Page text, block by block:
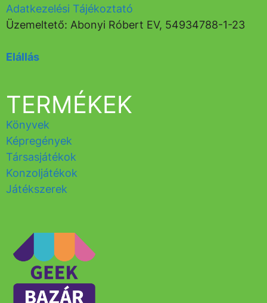
TERMÉKEK
Könyvek
Képregények
Társasjátékok
Konzoljátékok
Játékszerek
Adatkezelési Tájékoztató
Üzemeltető: Abonyi Róbert EV, 54934788-1-23
Elállás